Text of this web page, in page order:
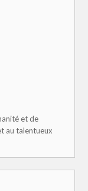
et de
au talentueux